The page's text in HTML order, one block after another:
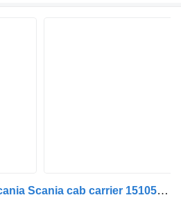
Barra estabilizadora Scania Scania cab carrier 1510507 para camião tractor Scania P230